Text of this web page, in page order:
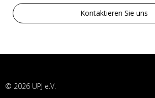
Kontaktieren Sie uns
© 2026 UPJ e.V.